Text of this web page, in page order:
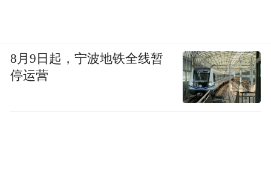
8月9日起，宁波地铁全线暂
停运营